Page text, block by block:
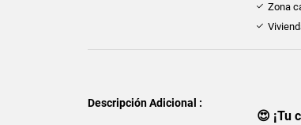
Zona
Descripción Adicional :
😍 ¡Tu